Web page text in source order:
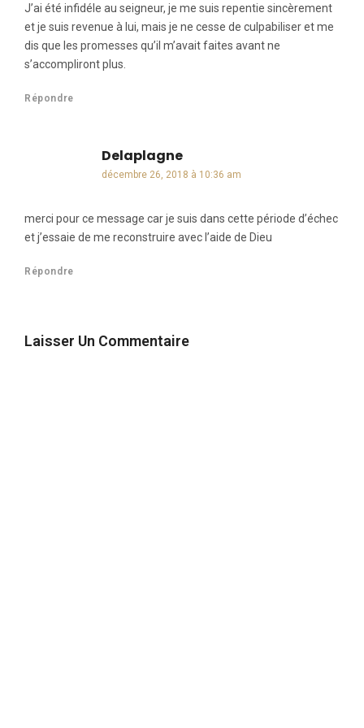
J’ai été infidéle au seigneur, je me suis repentie sincèrement
et je suis revenue à lui, mais je ne cesse de culpabiliser et me
dis que les promesses qu’il m’avait faites avant ne
s’accompliront plus.
Répondre
Delaplagnedit :
décembre 26, 2018 à 10:36 am
merci pour ce message car je suis dans cette période d’échec
et j’essaie de me reconstruire avec l’aide de Dieu
Répondre
Laisser Un Commentaire